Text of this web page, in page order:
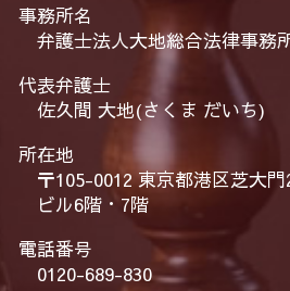
事務所名
弁護士法人大地総合法律事務
代表弁護士
佐久間 大地(さくま だいち)
所在地
〒105-0012 東京都港区芝大
ビル6階・7階
電話番号
0120-689-830